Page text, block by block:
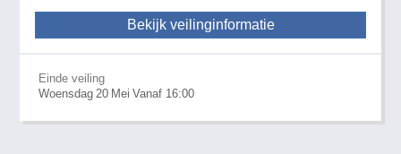
Bekijk veilinginformatie
Einde veiling
Woensdag 20 Mei Vanaf 16:00